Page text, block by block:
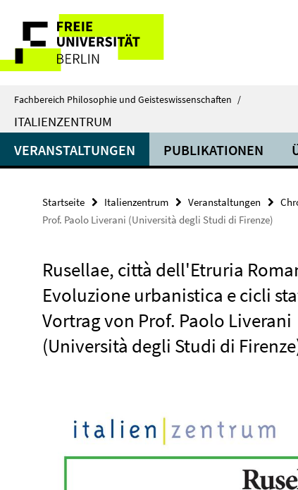
direkt
Inhalt
Service-
Navigation
Fachbereich Philosophie und Geisteswissenschaften /
ITALIENZENTRUM
VERANSTALTUNGEN PUBLIKATIONEN
Startseite Italienzentrum Veranstaltungen
Prof. Paolo Liverani (Università degli Studi di Firenze)
Rusellae, città dell'Etruria
Evoluzione urbanistica e cicli
Vortrag von Prof. Paolo Liverani
(Università degli Studi di